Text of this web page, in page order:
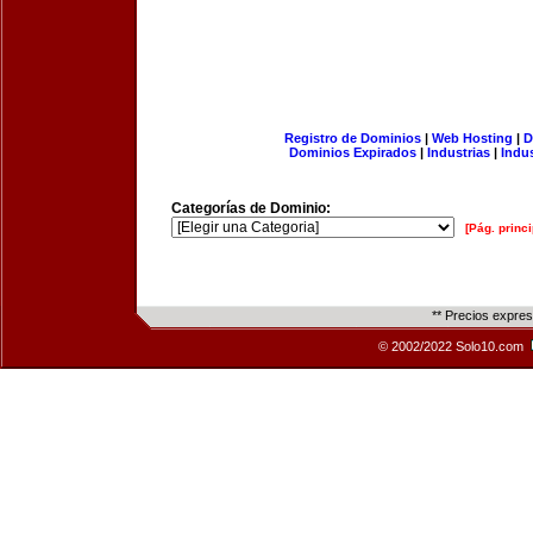
Registro de Dominios| Web Hosting |
Dominios Expirados | Industrias |
Categorías de Dominio:
[Pág.
** Precios
© 2002/2022 Solo10.com